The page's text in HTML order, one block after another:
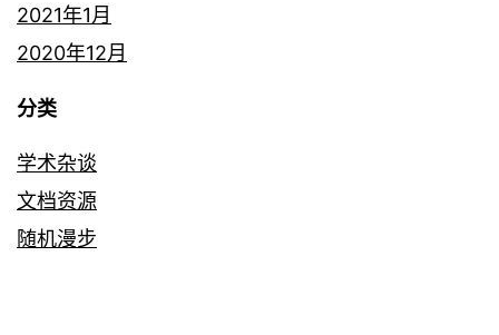
2021年1月
2020年12月
分类
学术杂谈
文档资源
随机漫步